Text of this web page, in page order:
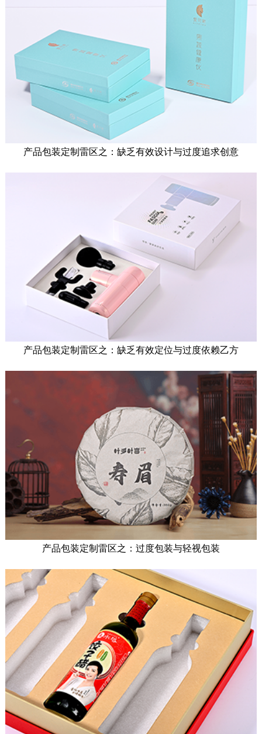
产品包装定制雷区之：缺乏有效设计与过度追求创意
产品包装定制雷区之：缺乏有效定位与过度依赖乙方
产品包装定制雷区之：过度包装与轻视包装